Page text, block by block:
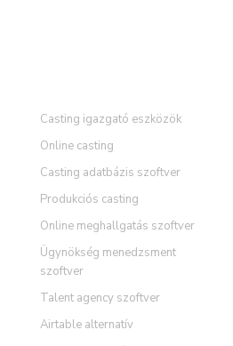
Casting igazgató eszközök
Online casting
Casting adatbázis szoftver
Produkciós casting
Online meghallgatás szoftver
Ügynökség menedzsment
szoftver
Talent agency szoftver
Airtable alternatív